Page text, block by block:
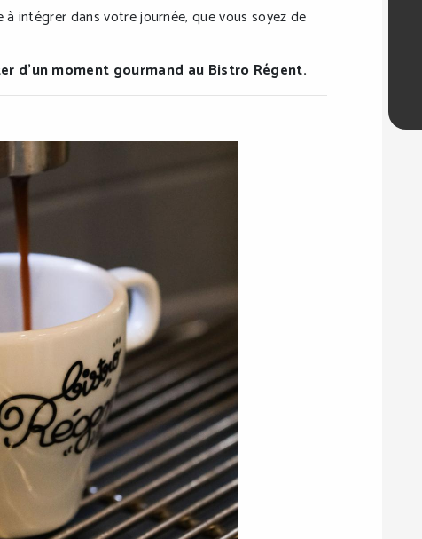
intégrer dans votre journée, que vous soyez de
d’un moment gourmand au Bistro Régent.